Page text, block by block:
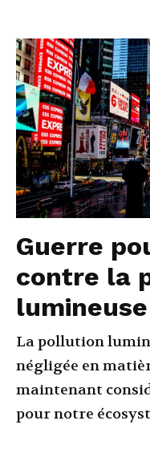
Guerre
contre la
lumineuse
La pollution
négligée en
maintenant
pour notre